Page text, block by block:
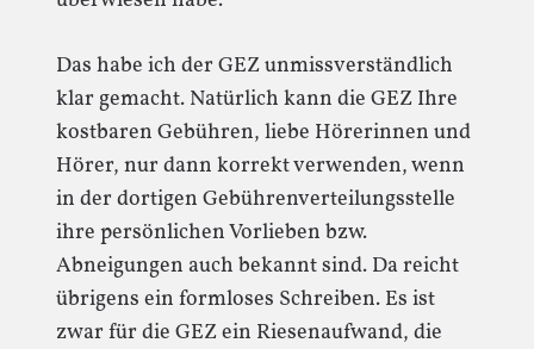
Das habe ich der GEZ unmissverständlich
klar gemacht. Natürlich kann die GEZ Ihre
kostbaren Gebühren, liebe Hörerinnen und
Hörer, nur dann korrekt verwenden, wenn
in der dortigen Gebührenverteilungsstelle
ihre persönlichen Vorlieben bzw.
Abneigungen auch bekannt sind. Da reicht
übrigens ein formloses Schreiben. Es ist
zwar für die GEZ ein Riesenaufwand, die